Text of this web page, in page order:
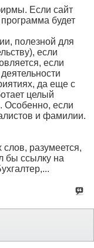
Если сайт
будет
полезной для
если
если
да еще с
целый
Особенно, если
и фамилии.
разумеется,
бы ссылку на